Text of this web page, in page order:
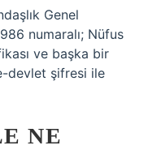
Genel
numaralı; Nüfus
ve başka bir
devlet şifresi ile
NE